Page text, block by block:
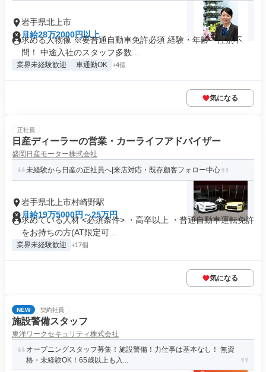
岩手県北上市
月給28万2000円以上
求める人物像 ※要普通自動車免許必須 経験・年齢・性別不
問！ 中途入社のスタッフ多数...
業界未経験歓迎 車通勤OK +4個
気になる
正社員
日産ディーラーの営業・カーライフアドバイザー
盛岡日産モーター株式会社
未経験から日産の正社員へ|来店対応・既存顧客フォロー中心
岩手県北上市村崎野駅
月給19万5000円～25万円
求めている人材 <必須条件> ・高卒以上 ・普通自動車運転免許
をお持ちの方(AT限定可...
業界未経験歓迎 +17個
気になる
NEW 契約社員
施設警備スタッフ
東洋ワークセキュリティ株式会社
オープニングスタッフ募集！施設警備！力仕事は基本なし！ 無資
格・未経験OK！65歳以上も入...